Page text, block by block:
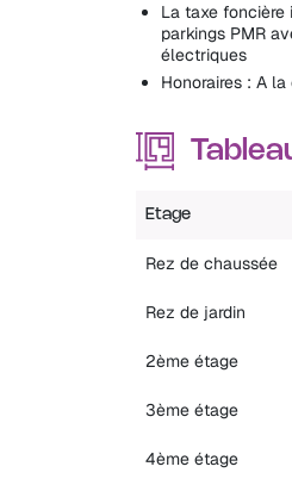
La taxe foncière
parkings PMR
électriques
Honoraires : A
Etage
Rez de chaussée
Rez de jardin
2ème étage
3ème étage
4ème étage